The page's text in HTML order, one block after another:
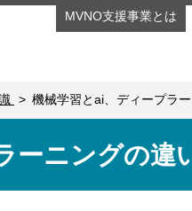
MVNO支援事業とは
機械学習とai、ディープラ
ーニングの違